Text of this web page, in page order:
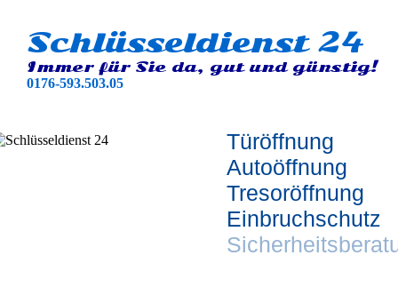
Schlüsseldienst 24
Immer für Sie da, gut und günstig!
0176-593.503.05
Türöffnung
Autoöffnung
Tresoröffnung
Einbruchschutz